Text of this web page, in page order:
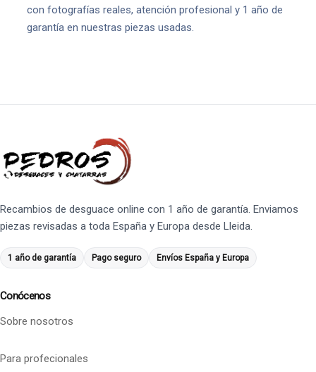
con fotografías reales, atención profesional y 1 año de
garantía en nuestras piezas usadas.
Recambios de desguace online con 1 año de garantía. Enviamos
piezas revisadas a toda España y Europa desde Lleida.
1 año de garantía Pago seguro Envíos España y Europa
Conócenos
Sobre nosotros
Para profecionales